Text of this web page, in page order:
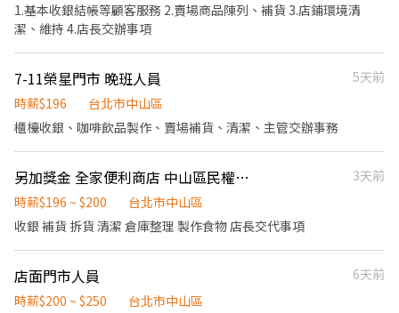
1.基本收銀結帳等顧客服務 2.賣場商品陳列、補貨 3.店鋪環境清
潔、維持 4.店長交辦事項
7-11榮星門市 晚班人員
5天前
時薪$196
台北市中山區
櫃檯收銀、咖啡飲品製作、賣場補貨、清潔、主管交辦事務
另加獎金 全家便利商店 中山區民權西路
3天前
時薪$196 ~ $200
台北市中山區
收銀 補貨 拆貨 清潔 倉庫整理 製作食物 店長交代事項
店面門市人員
6天前
時薪$200 ~ $250
台北市中山區